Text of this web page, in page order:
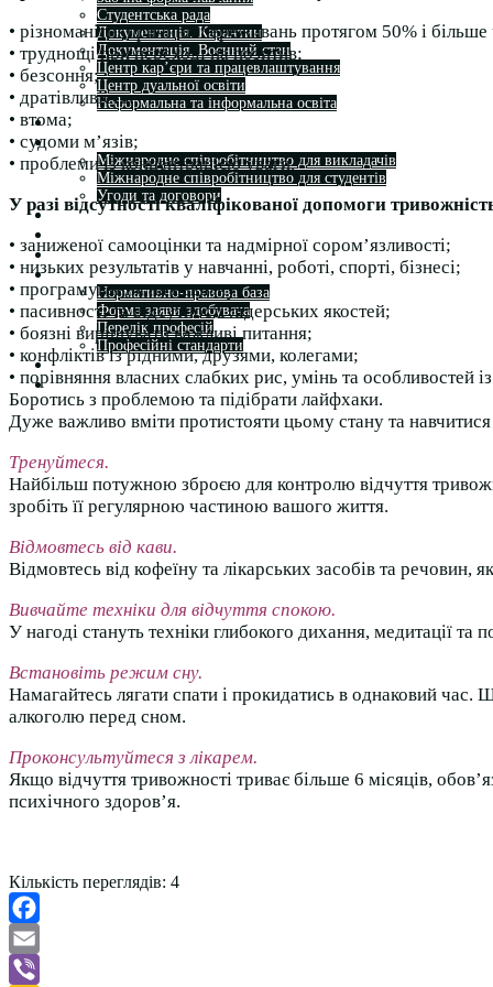
Студентська рада
Документація. Карантин
Документація. Воєнний стан
Центр кар’єри та працевлаштування
Центр дуальної освіти
Неформальна та інформальна освіта
Вступникам
Міжнародне співробітництво
Міжнародне співробітництво для викладачів
Міжнародне співробітництво для студентів
Угоди та договори
Вісник
Публічність
Кваліфікаційний центр МФК
Нормативно-правова база
Форма заяви здобувача
Перелік професій
Професійні стандарти
Майстри сервісних центрів
Про формальну, неформальну та інформальну освіту
• різноманітні причини переживань протягом 50% і більше
• труднощі при переході на позитив;
• безсоння;
• дратівливість;
• втома;
• судоми м’язів;
• проблеми із концентрацією уваги.
У разі відсутності кваліфікованої допомоги
• заниженої самооцінки та надмірної сором’язливості;
• низьких результатів у навчанні, роботі, спорті, бізнесі;
• програмування на невдачу;
• пасивності та відсутності лідерських якостей;
• боязні вирішувати важливі питання;
• конфліктів із рідними, друзями, колегами;
• порівняння власних слабких рис, умінь та особливостей
Боротись з проблемою та підібрати лайфхаки.
Дуже важливо вміти протистояти цьому стану та
Тренуйтеся.
Найбільш потужною зброєю для контролю відчуття
зробіть її регулярною частиною вашого життя.
Відмовтесь від кави.
Відмовтесь від кофеїну та лікарських засобів та
Вивчайте техніки для відчуття спокою.
У нагоді стануть техніки глибокого дихання, медитації
Встановіть режим сну.
Намагайтесь лягати спати і прокидатись в однаковий
алкоголю перед сном.
Проконсультуйтеся з лікарем.
Якщо відчуття тривожності триває більше 6 місяців,
психічного здоров’я.
Кількість переглядів: 4
Facebook
Email